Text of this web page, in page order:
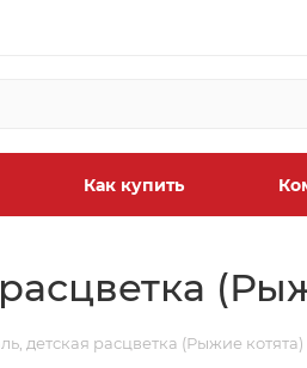
Как купить
детская расцветка (Рыжие котята)